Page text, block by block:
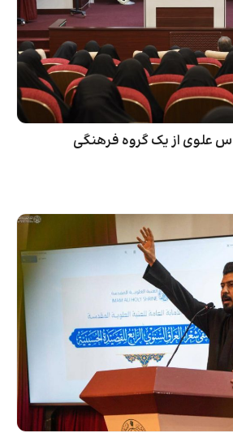
علوی از یک گروه فرهنگی